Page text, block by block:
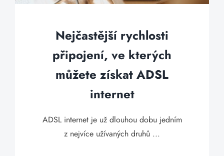
Nejčastější rychlosti
připojení, ve kterých
můžete získat ADSL
internet
ADSL internet je už dlouhou dobu jedním
z nejvíce užívaných druhů ...